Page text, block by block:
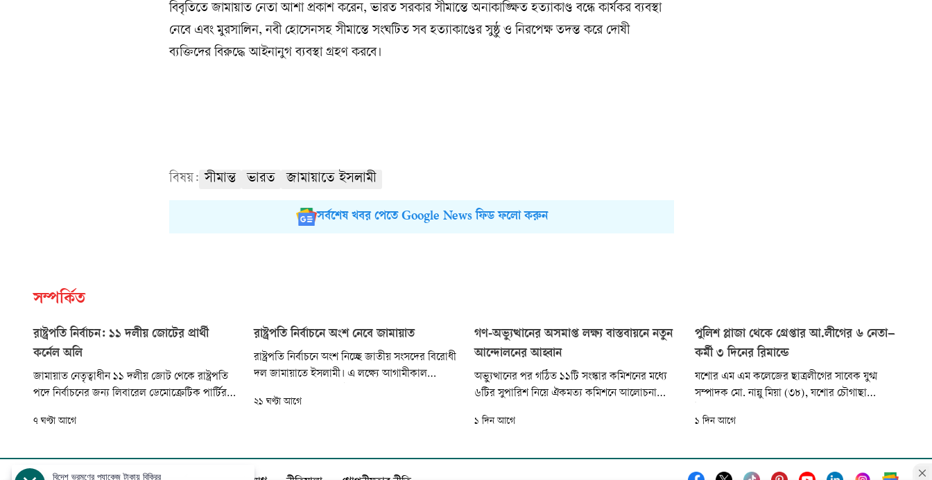
বিবৃতিতে জামায়াত নেতা আশা প্রকাশ করেন, ভারত সরকার সীমান্তে অনাকাঙ্ক্ষিত হত্যাকাণ্ড বন্ধে কার্যকর ব্যবস্থা
নেবে এবং মুরসালিন, নবী হোসেনসহ সীমান্তে সংঘটিত সব হত্যাকাণ্ডের সুষ্ঠু ও নিরপেক্ষ তদন্ত করে দোষী
ব্যক্তিদের বিরুদ্ধে আইনানুগ ব্যবস্থা গ্রহণ করবে।
বিষয়: সীমান্ত ভারত জামায়াতে ইসলামী
সর্বশেষ খবর পেতে Google News ফিড ফলো করুন
সম্পর্কিত
রাষ্ট্রপতি নির্বাচন: ১১ দলীয় জোটের প্রার্থী
কর্নেল অলি
জামায়াত নেতৃত্বাধীন ১১ দলীয় জোট থেকে রাষ্ট্রপতি
পদে নির্বাচনের জন্য লিবারেল ডেমোক্রেটিক পার্টির
মনোনীত করা হয়েছে।
৭ ঘণ্টা আগে
রাষ্ট্রপতি নির্বাচনে অংশ নেবে জামায়াত
রাষ্ট্রপতি নির্বাচনে অংশ নিচ্ছে জাতীয় সংসদের বিরোধী
দল জামায়াতে ইসলামী। এ লক্ষ্যে আগামীকাল
সভাও আহ্বান করা হয়েছে...
২১ ঘণ্টা আগে
গণ-অভ্যুত্থানের অসমাপ্ত লক্ষ্য বাস্তবায়নে নতুন
আন্দোলনের আহ্বান
অভ্যুত্থানের পর গঠিত ১১টি সংস্কার কমিশনের মধ্যে
৬টির সুপারিশ নিয়ে ঐকমত্য কমিশনে আলোচনা
সংস্কার কমিশনের সুপারিশ আলোচনার বাইরে রয়েছে।
প্রতিনিধিত্ব ও গণমাধ্যমের স্বাধীনতার মতো...
১ দিন আগে
পুলিশ প্লাজা থেকে গ্রেপ্তার আ.লীগের ৬ নেতা–
কর্মী ৩ দিনের রিমান্ডে
যশোর এম এম কলেজের ছাত্রলীগের সাবেক যুগ্ম
সম্পাদক মো. নান্নু মিয়া (৩৮), যশোর চৌগাছা
হাবিব আলিফ (৩৩), যশোর চৌগাছা উপজেলার
ইউনিয়ন পরিষদের সাবেক চেয়ারম্যান মেহেদী মাসুদ
চৌধুরী...
১ দিন আগে
বিদেশ ভ্রমণের প্যাকেজ টাকায় বিক্রির